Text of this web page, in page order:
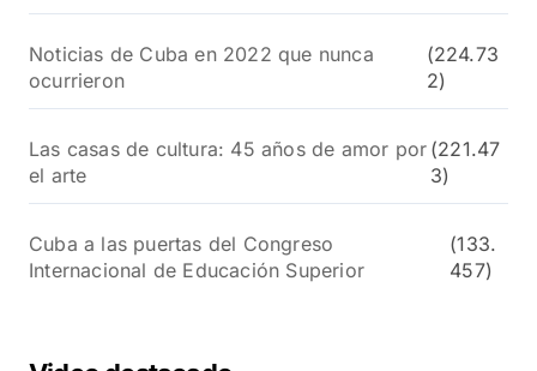
Noticias de Cuba en 2022 que nunca
ocurrieron
(224.73
2)
Las casas de cultura: 45 años de amor por
el arte
(221.47
3)
Cuba a las puertas del Congreso
Internacional de Educación Superior
(133.
457)